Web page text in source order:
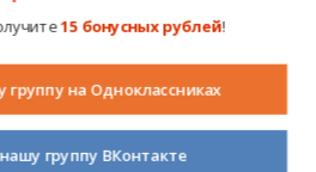
проволока, органза, цветы
превратились в праздник
чая. Удачи в конкурсе!
Фантазируйте! Удивляйте!
15 бонусных рублей!
группу на Одноклассниках
группу ВКонтакте